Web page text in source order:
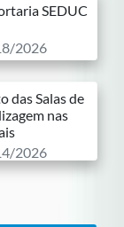
SEDUC
2026
das Salas de
nas
2026